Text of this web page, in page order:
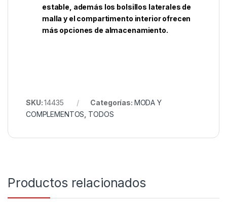
estable, además los bolsillos laterales de
malla y el compartimento interior ofrecen
más opciones de almacenamiento.
SKU:14435 Categorías: MODA Y
COMPLEMENTOS TODOS
Productos relacionados